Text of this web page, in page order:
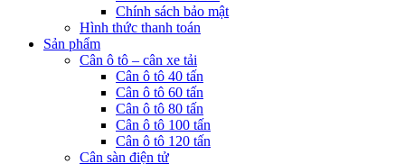
Chính sách bảo mật
Hình thức thanh toán
Sản phẩm
Cân ô tô – cân xe tải
Cân ô tô 40 tấn
Cân ô tô 60 tấn
Cân ô tô 80 tấn
Cân ô tô 100 tấn
Cân ô tô 120 tấn
Cân sàn điện tử